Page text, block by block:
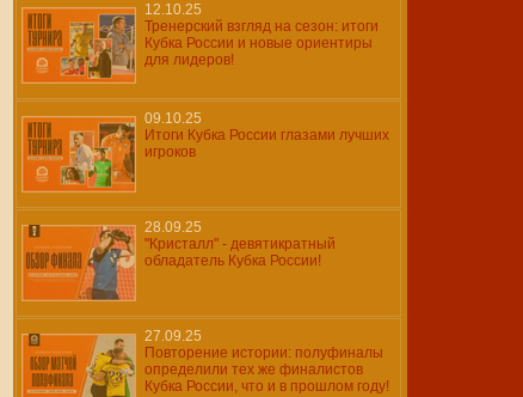
12.10.25
Тренерский взгляд на сезон: итоги
Кубка России и новые ориентиры
для лидеров!
09.10.25
Итоги Кубка России глазами лучших
игроков
28.09.25
"Кристалл" - девятикратный
обладатель Кубка России!
27.09.25
Повторение истории: полуфиналы
определили тех же финалистов
Кубка России, что и в прошлом году!